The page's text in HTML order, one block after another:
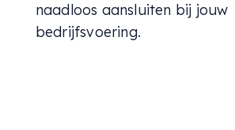
naadloos aansluiten bij jouw
bedrijfsvoering.